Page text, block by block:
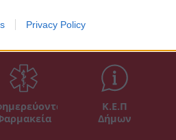
Privacy Policy
Κ.Ε.Π
Δήμων